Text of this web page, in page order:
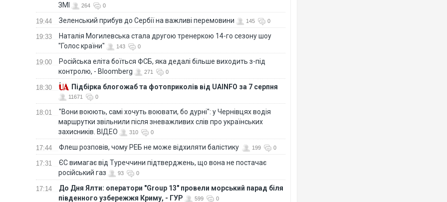
ЗМІ
264 0
19:44 Зеленський прибув до Сербії на важливі перемовини 145 0
19:33
Наталія Могилевська стала другою тренеркою 14-го сезону шоу
"Голос країни"
143 0
19:00
Російська еліта боїться ФСБ, яка дедалі більше виходить з-під
контролю, - Bloomberg
271 0
18:30 Підбірка блогожаб та фотоприколів від UAINFO за 7 серпня
11671 0
18:01
"Вони воюють, самі хочуть воювати, бо дурні": у Чернівцях водія
маршрутки звільнили після зневажливих слів про українських
захисників. ВІДЕО
310 0
17:44 Флеш розповів, чому РЕБ не може відхиляти балістику 199 0
17:31
ЄС вимагає від Туреччини підтверджень, що вона не постачає
російський газ
93 0
17:14
До Дня Ялти: оператори "Group 13" провели морський парад біля
південного узбережжя Криму, - ГУР
599 0